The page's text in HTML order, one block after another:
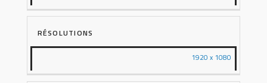
RÉSOLUTIONS
1920 x 1080